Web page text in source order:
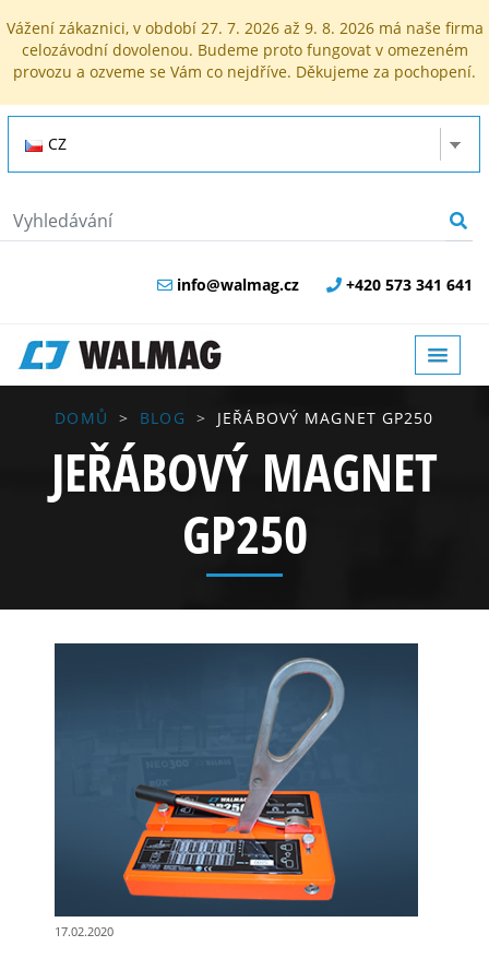
Vážení zákaznici, v období 27. 7. 2026 až 9. 8. 2026 má naše firma
celozávodní dovolenou. Budeme proto fungovat v omezeném
provozu a ozveme se Vám co nejdříve. Děkujeme za pochopení.
CZ
+420 573 341 641
info@walmag.cz
DOMŮ BLOG JEŘÁBOVÝ MAGNET GP250
JEŘÁBOVÝ MAGNET
GP250
17.02.2020